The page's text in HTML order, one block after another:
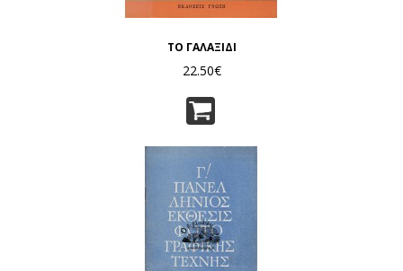
ΤΟ ΓΑΛΑΞΙΔΙ
22.50€